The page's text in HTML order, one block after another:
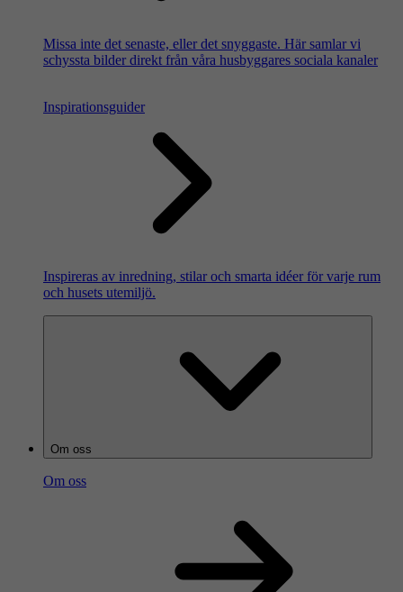
Missa inte det senaste, eller det snyggaste. Här samlar vi
schyssta bilder direkt från våra husbyggares sociala kanaler
Inspirationsguider
Inspireras av inredning, stilar och smarta idéer för varje rum
och husets utemiljö.
Om oss
Om oss